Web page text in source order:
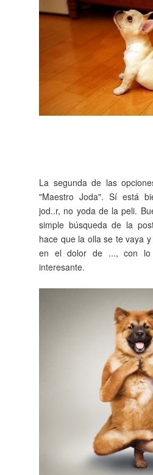
La segunda de las
"Maestro Joda". Sí está
jod..r, no yoda de la peli.
simple búsqueda de la
hace que la olla se te vaya
en el dolor de ..., con
interesante.